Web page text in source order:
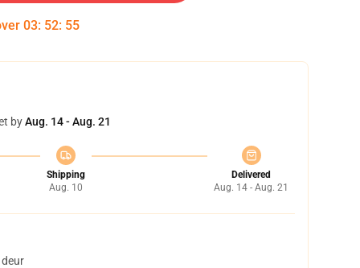
03: 52: 54
byAug. 14 - Aug. 21
Shipping
Aug. 10
Delivered
Aug. 14 - Aug. 21